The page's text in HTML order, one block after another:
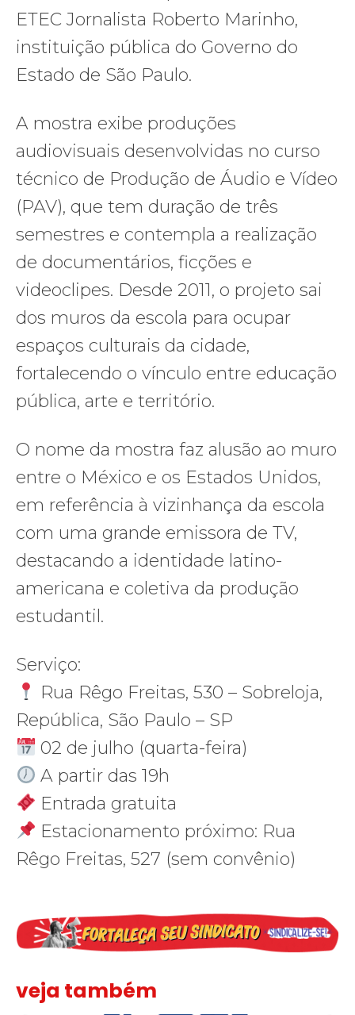
ETEC Jornalista Roberto Marinho,
instituição pública do Governo do
Estado de São Paulo.
A mostra exibe produções
audiovisuais desenvolvidas no curso
técnico de Produção de Áudio e Vídeo
(PAV), que tem duração de três
semestres e contempla a realização
de documentários, ficções e
videoclipes. Desde 2011, o projeto sai
dos muros da escola para ocupar
espaços culturais da cidade,
fortalecendo o vínculo entre educação
pública, arte e território.
O nome da mostra faz alusão ao muro
entre o México e os Estados Unidos,
em referência à vizinhança da escola
com uma grande emissora de TV,
destacando a identidade latino-
americana e coletiva da produção
estudantil.
Serviço:
Rua Rêgo Freitas, 530 – Sobreloja,
República, São Paulo – SP
02 de julho (quarta-feira)
A partir das 19h
Entrada gratuita
Estacionamento próximo: Rua
Rêgo Freitas, 527 (sem convênio)
veja também